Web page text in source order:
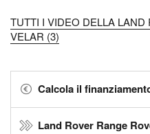
TUTTI I VIDEO DELLA
VELAR (3)
Calcola il
Land Rover Range